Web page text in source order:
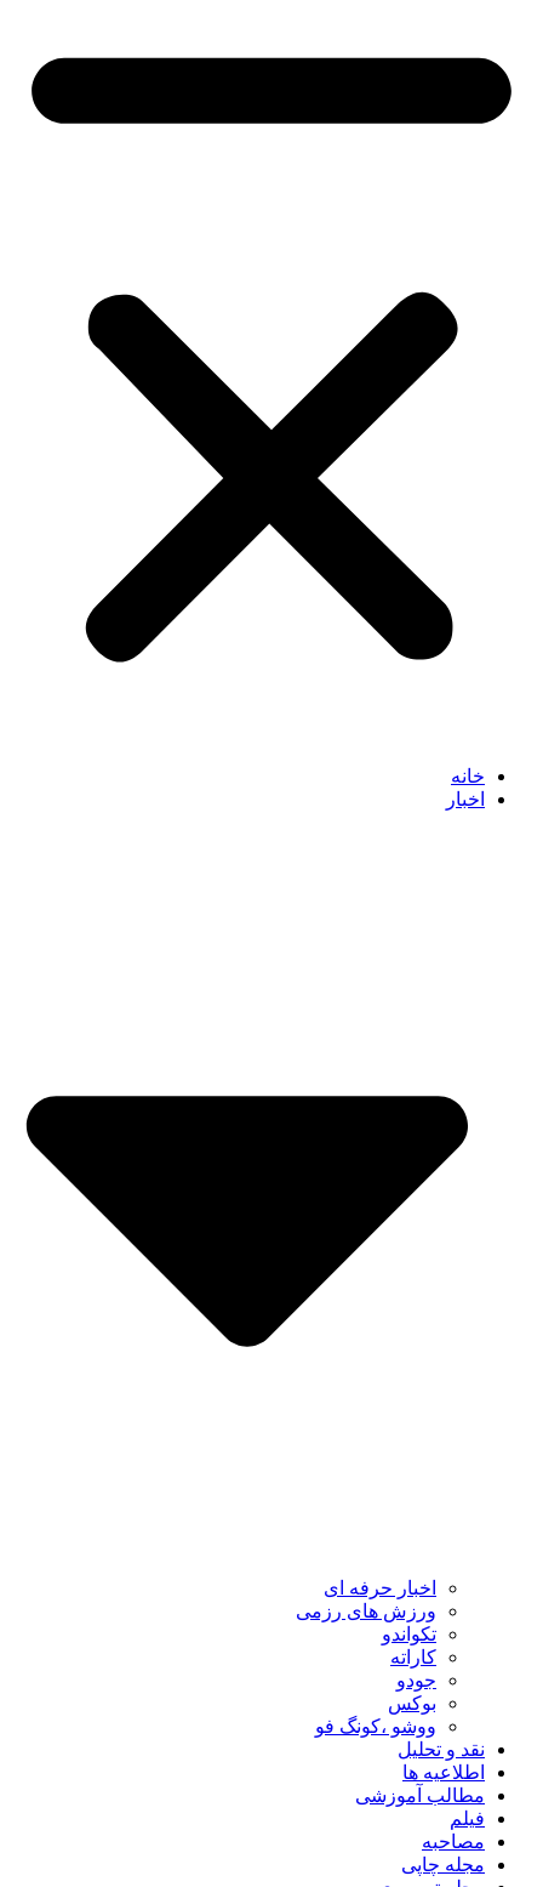
خانه
اخبار
اخبار حرفه ای
ورزش های رزمی
تکواندو
کاراته
جودو
بوکس
ووشو ،کونگ فو
نقد و تحلیل
اطلاعیه ها
مطالب آموزشی
فیلم
مصاحبه
مجله چاپی